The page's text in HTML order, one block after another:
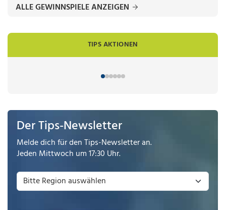
ALLE GEWINNSPIELE ANZEIGEN
TIPS AKTIONEN
Der Tips-Newsletter
Melde dich für den Tips-Newsletter an.
Jeden Mittwoch um 17:30 Uhr.